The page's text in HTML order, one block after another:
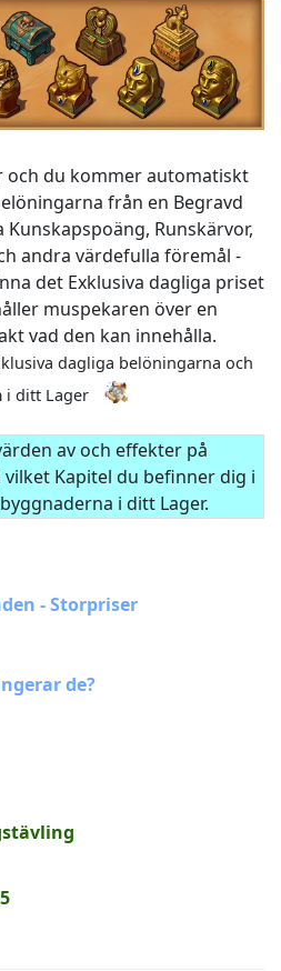
och du kommer automatiskt
från en Begravd
Runskärvor,
andra värdefulla föremål -
det Exklusiva dagliga priset
muspekaren över en
vad den kan innehålla.
dagliga belöningarna och
i ditt Lager
av och effekter på
Kapitel du befinner dig i
i ditt Lager.
- Storpriser
de?